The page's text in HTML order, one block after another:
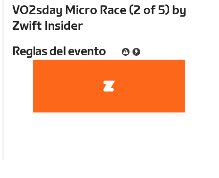
VO2sday Micro Race (2 of 5) by
Zwift Insider
Reglas del evento